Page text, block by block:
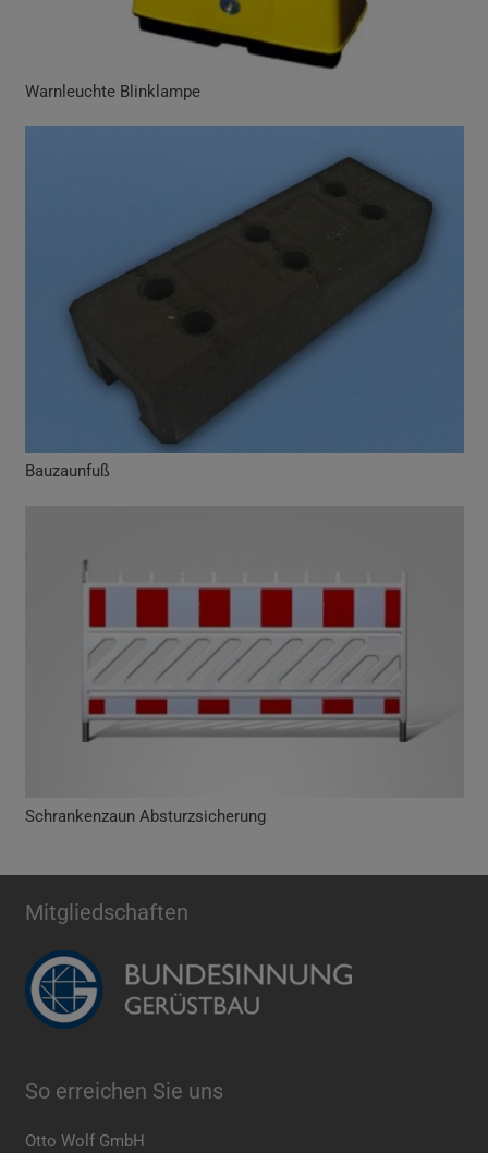
Warnleuchte Blinklampe
Bauzaunfuß
Schrankenzaun Absturzsicherung
Mitgliedschaften
So erreichen Sie uns
Otto Wolf GmbH